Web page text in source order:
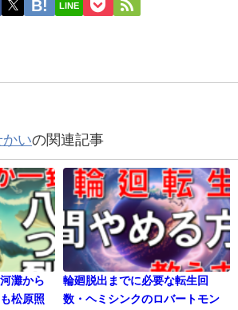
LINE
かいの関連記事
灘から
松原照
輪廻脱出までに必要な転生回
数・ヘミシンクのロバートモン